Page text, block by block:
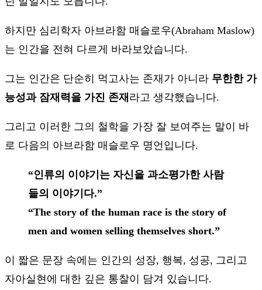
하지만 심리학자 아브라함 매슬로우(Abraham Maslow)
는 인간을 전혀 다르게 바라보았습니다.
그는 인간은 단순히 먹고사는 존재가 아니라 무한한 가
능성과 잠재력을 가진 존재 라고 생각했습니다.
그리고 이러한 그의 철학을 가장 잘 보여주는 말이 바
로 다음의 아브라함 매슬로우 명언입니다.
“인류의 이야기는 자신을 과소평가한 사람
들의 이야기다.”
“The story of the human race is the story of
men and women selling themselves short.”
이 짧은 문장 속에는 인간의 성장, 행복, 성공, 그리고
자아실현에 대한 깊은 통찰이 담겨 있습니다.